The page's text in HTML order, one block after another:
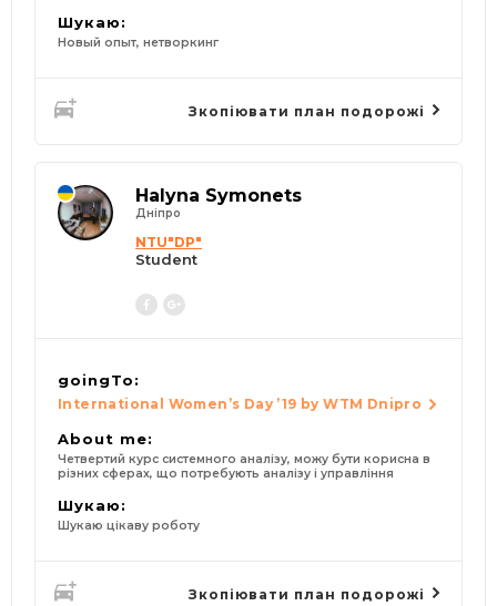
Шукаю:
Новый опыт, нетворкинг
Зкопіювати план подорожі
Halyna Symonets
Дніпро
NTU"DP"
Student
goingTo:
International Women’s Day ’19 by WTM Dnipro
About me:
Четвертий курс системного аналізу, можу бути корисна в
різних сферах, що потребують аналізу і управління
Шукаю:
Шукаю цікаву роботу
Зкопіювати план подорожі